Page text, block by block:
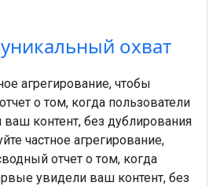
охват
агрегирование, чтобы
о том, когда пользователи
контент, без дублирования
частное агрегирование,
отчет о том, когда
увидели ваш контент, без